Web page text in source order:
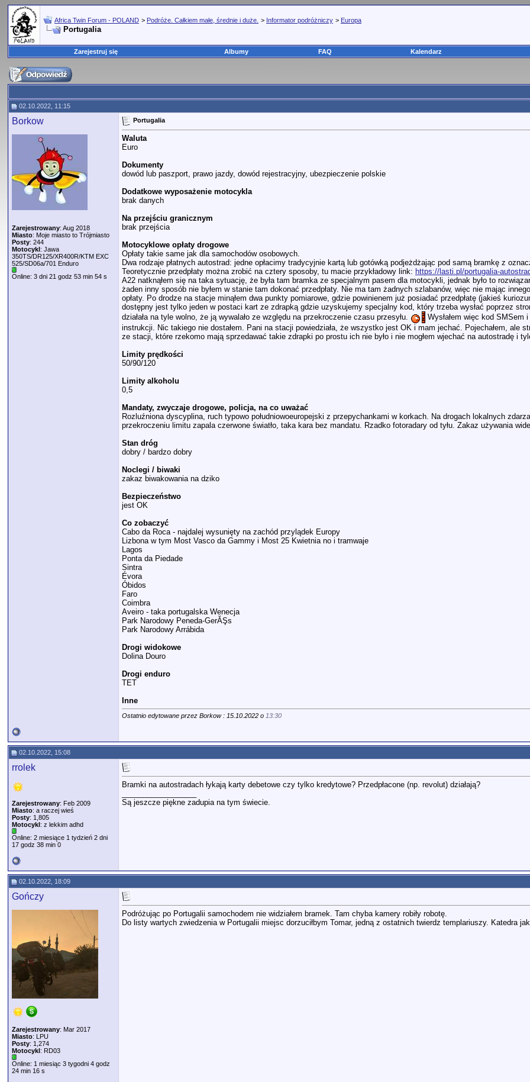
Africa Twin Forum - POLAND > Podróże. Całkiem małe, średnie i duże. > Informator podróżniczy > Europa
Portugalia
Zarejestruj się Albumy FAQ Kalendarz
02.10.2022, 11:15
Borkow
Zarejestrowany: Aug 2018
Miasto: Moje miasto to Trójmiasto
Posty: 244
Motocykl: Jawa
350TS/DR125/XR400R/KTM EXC
525/SD06a/701 Enduro
Online: 3 dni 21 godz 53 min 54 s
Portugalia
Waluta
Euro
Dokumenty
dowód lub paszport, prawo jazdy, dowód rejestracyjny, ubezpieczenie polskie
Dodatkowe wyposażenie motocykla
brak danych
Na przejściu granicznym
brak przejścia
Motocyklowe opłaty drogowe
Opłaty takie same jak dla samochodów osobowych.
Dwa rodzaje płatnych autostrad: jedne opłacimy tradycyjnie kartą lub gotówką podjeżdżając pod samą bramkę z
Teoretycznie przedpłaty można zrobić na cztery sposoby, tu macie przykładowy link: https://lasti.pl/portugalia-
A22 natknąłem się na taka sytuację, że była tam bramka ze specjalnym pasem dla motocykli, jednak było to
żaden inny sposób nie byłem w stanie tam dokonać przedpłaty. Nie ma tam żadnych szlabanów, więc nie mając
opłaty. Po drodze na stacje minąłem dwa punkty pomiarowe, gdzie powinienem już posiadać przedpłatę (jakieś
dostępny jest tylko jeden w postaci kart ze zdrapką gdzie uzyskujemy specjalny kod, który trzeba wysłać poprzez
działała na tyle wolno, że ją wywalało ze względu na przekroczenie czasu przesyłu.
Wysłałem więc kod
instrukcji. Nic takiego nie dostałem. Pani na stacji powiedziała, że wszystko jest OK i mam jechać. Pojechałem, ale
ze stacji, które rzekomo mają sprzedawać takie zdrapki po prostu ich nie było i nie mogłem wjechać na autostradę i
Limity prędkości
50/90/120
Limity alkoholu
0,5
Mandaty, zwyczaje drogowe, policja, na co uważać
Rozluźniona dyscyplina, ruch typowo południowoeuropejski z przepychankami w korkach. Na drogach lokalnych
przekroczeniu limitu zapala czerwone światło, taka kara bez mandatu. Rzadko fotoradary od tyłu. Zakaz używania
Stan dróg
dobry / bardzo dobry
Noclegi / biwaki
zakaz biwakowania na dziko
Bezpieczeństwo
jest OK
Co zobaczyć
Cabo da Roca - najdalej wysunięty na zachód przylądek Europy
Lizbona w tym Most Vasco da Gammy i Most 25 Kwietnia no i tramwaje
Lagos
Ponta da Piedade
Sintra
Évora
Óbidos
Faro
Coimbra
Aveiro - taka portugalska Wenecja
Park Narodowy Peneda-GerĂŞs
Park Narodowy Arrábida
Drogi widokowe
Dolina Douro
Drogi enduro
TET
Inne
Ostatnio edytowane przez Borkow : 15.10.2022 o 13:30
02.10.2022, 15:08
rrolek
Zarejestrowany: Feb 2009
Miasto: a raczej wieś
Posty: 1,805
Motocykl: z lekkim adhd
Online: 2 miesiące 1 tydzień 2 dni
17 godz 38 min 0
Bramki na autostradach łykają karty debetowe czy tylko kredytowe? Przedpłacone (np. revolut) działają?
Są jeszcze piękne zadupia na tym świecie.
02.10.2022, 18:09
Gończy
Zarejestrowany: Mar 2017
Miasto: LPU
Posty: 1,274
Motocykl: RD03
Online: 1 miesiąc 3 tygodni 4 godz
24 min 16 s
Podróżując po Portugalii samochodem nie widziałem bramek. Tam chyba kamery robiły robotę.
Do listy wartych zwiedzenia w Portugalii miejsc dorzuciłbym Tomar, jedną z ostatnich twierdz templariuszy. Katedra